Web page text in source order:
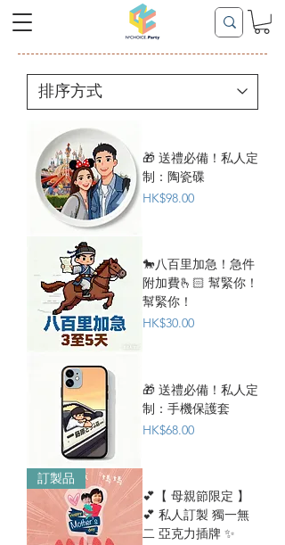
🎁 送禮必備！私人定
制：陶瓷碟
價格
HK$98.00
🐎八百里加急！急件
附加費🫰🏻 幫緊你！
幫緊你！
價格
HK$30.00
🎁 送禮必備！私人定
制：手機保護套
價格
HK$68.00
訂製品
💕【 母親節限定 】
💕 私人訂製 獨一無
二 亞克力插牌 ✨